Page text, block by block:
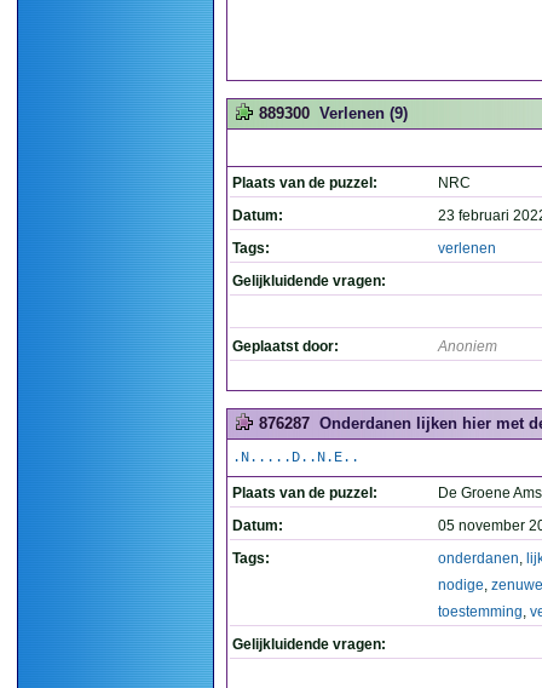
889300 Verlenen (9)
Plaats van de puzzel:
NRC
Datum:
23 februari
Tags:
verlenen
Gelijkluidende vragen:
Geplaatst door: Anoniem
876287 Onderdanen lijken hier met
.N.....D..N.E..
Plaats van de puzzel:
De Groene
Datum:
05 november
Tags:
onderdanen,
nodige,
toestemming,
Gelijkluidende vragen: